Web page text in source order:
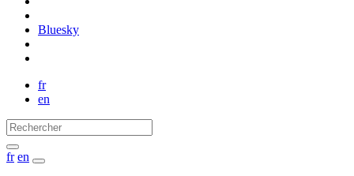
Bluesky
fr
en
fr en